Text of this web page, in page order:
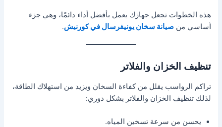
هذه الخطوات تجعل جهازك يعمل بأفضل أداء دائمًا، وهي جزء
أساسي منصيانة سخان يونيفرسال في كورنيش.
تنظيف الخزان والفلاتر
تراكم الرواسب يقلل من كفاءة السخان ويزيد من استهلاك الطاقة،
لذلك تنظيف الخزان والفلاتر بشكل دوري:
يحسن من سرعة تسخين المياه.